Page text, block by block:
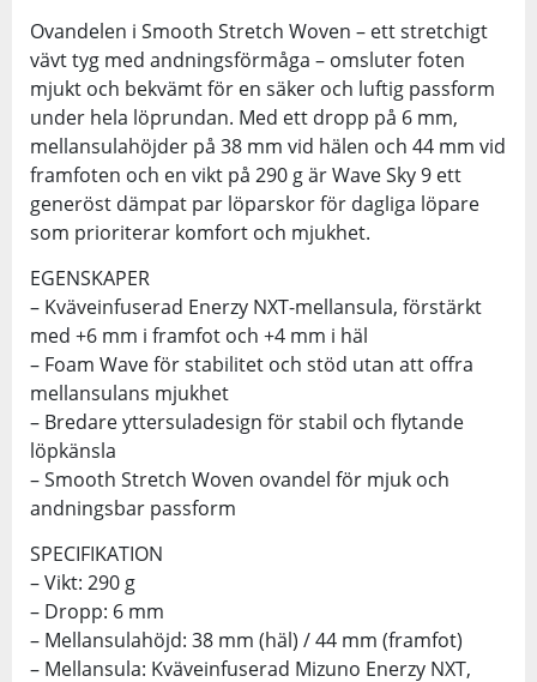
Ovandelen i Smooth Stretch Woven – ett stretchigt
vävt tyg med andningsförmåga – omsluter foten
mjukt och bekvämt för en säker och luftig passform
under hela löprundan. Med ett dropp på 6 mm,
mellansulahöjder på 38 mm vid hälen och 44 mm vid
framfoten och en vikt på 290 g är Wave Sky 9 ett
generöst dämpat par löparskor för dagliga löpare
som prioriterar komfort och mjukhet.
EGENSKAPER
– Kväveinfuserad Enerzy NXT-mellansula, förstärkt
med +6 mm i framfot och +4 mm i häl
– Foam Wave för stabilitet och stöd utan att offra
mellansulans mjukhet
– Bredare yttersuladesign för stabil och flytande
löpkänsla
– Smooth Stretch Woven ovandel för mjuk och
andningsbar passform
SPECIFIKATION
– Vikt: 290 g
– Dropp: 6 mm
– Mellansulahöjd: 38 mm (häl) / 44 mm (framfot)
– Mellansula: Kväveinfuserad Mizuno Enerzy NXT,